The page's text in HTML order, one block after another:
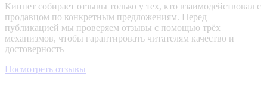
Кинпет собирает отзывы только у тех, кто взаимодействовал с
продавцом по конкретным предложениям. Перед
публикацией мы проверяем отзывы с помощью трёх
механизмов, чтобы гарантировать читателям качество и
достоверность
Посмотреть отзывы